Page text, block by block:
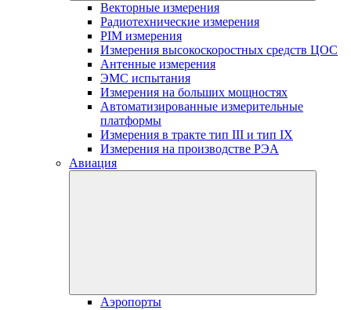
Векторные измерения
Радиотехнические измерения
PIM измерения
Измерения высокоскоростных средств ЦОС
Антенные измерения
ЭМС испытания
Измерения на больших мощностях
Автоматизированные измерительные
платформы
Измерения в тракте тип III и тип IX
Измерения на производстве РЭА
Авиация
Аэропорты